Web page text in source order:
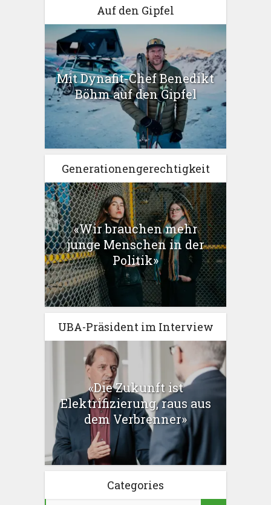
Auf den Gipfel
Mit Dynafit-Chef Benedikt
Böhm auf den Gipfel
Generationengerechtigkeit
«Wir brauchen mehr
junge Menschen in der
Politik»
UBA-Präsident im Interview
«Die Zukunft ist
Elektrifizierung, raus aus
dem Verbrenner»
Categories